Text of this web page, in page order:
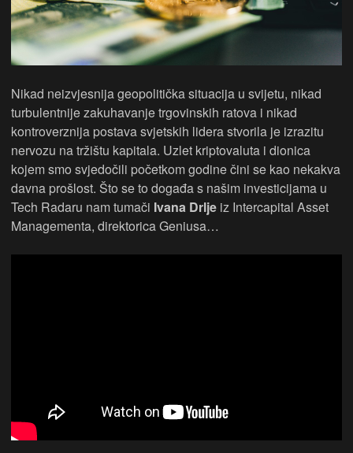
Nikad neizvjesnija geopolitička situacija u svijetu, nikad
turbulentnije zakuhavanje trgovinskih ratova i nikad
kontroverznija postava svjetskih lidera stvorila je izrazitu
nervozu na tržištu kapitala. Uzlet kriptovaluta i dionica
kojem smo svjedočili početkom godine čini se kao nekakva
davna prošlost. Što se to događa s našim investicijama u
Tech Radaru nam tumači Ivana Drlje iz Intercapital Asset
Managementa, direktorica Geniusa…